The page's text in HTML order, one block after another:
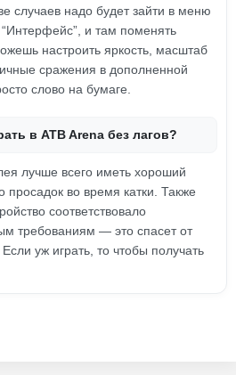
случаев надо будет зайти в меню
и там поменять
настроить яркость, масштаб
сражения в дополненной
слово на бумаге.
в ATB Arena без лагов?
лучше всего иметь хороший
просадок во время катки. Также
соответствовало
требованиям — это спасет от
уж играть, то чтобы получать